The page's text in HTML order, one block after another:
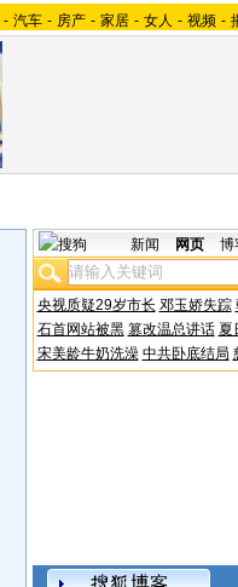
- 汽车 - 房产 - 家居 - 女人 - 视频 -
新闻 网页 博
央视质疑29岁市长 邓玉娇失踪
石首网站被黑 篡改温总讲话 夏
宋美龄牛奶洗澡 中共卧底结局